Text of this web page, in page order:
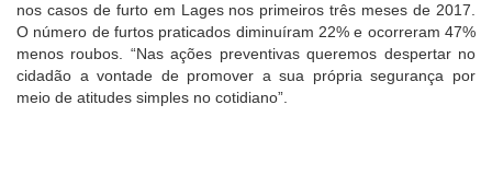
nos casos de furto em Lages nos primeiros três meses de 2017.
O número de furtos praticados diminuíram 22% e ocorreram 47%
menos roubos. “Nas ações preventivas queremos despertar no
cidadão a vontade de promover a sua própria segurança por
meio de atitudes simples no cotidiano”.